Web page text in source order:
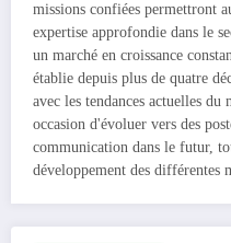
missions confiées permettront
expertise approfondie dans le
un marché en croissance
établie depuis plus de quatre
avec les tendances actuelles
occasion d'évoluer vers des
communication dans le futur,
développement des différentes